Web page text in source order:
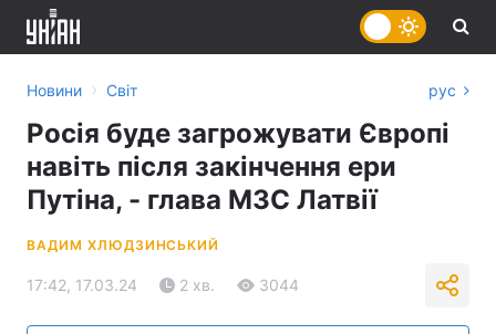
Новини › Світ рус
Росія буде загрожувати Європі
навіть після закінчення ери
Путіна, - глава МЗС Латвії
ВАДИМ ХЛЮДЗИНСЬКИЙ
17:42, 17.03.24 2 хв. 3044